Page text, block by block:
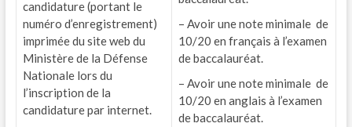
candidature (portant le
numéro d’enregistrement)
imprimée du site web du
Ministère de la Défense
Nationale lors du
l’inscription de la
candidature par internet.
– Avoir une note minimale de
10/20 en français à l’examen
de baccalauréat.
– Avoir une note minimale de
10/20 en anglais à l’examen
de baccalauréat.